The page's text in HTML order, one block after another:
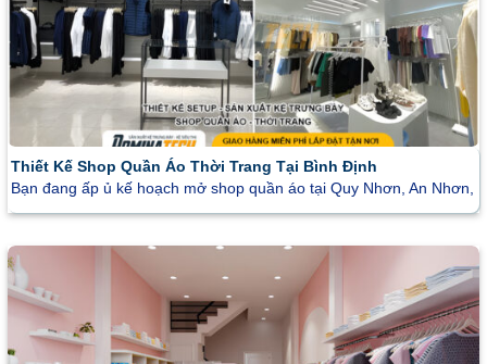
Thiết Kế Shop Quần Áo Thời Trang Tại Bình Định
Bạn đang ấp ủ kế hoạch mở shop quần áo tại Quy Nhơn, An Nhơn,